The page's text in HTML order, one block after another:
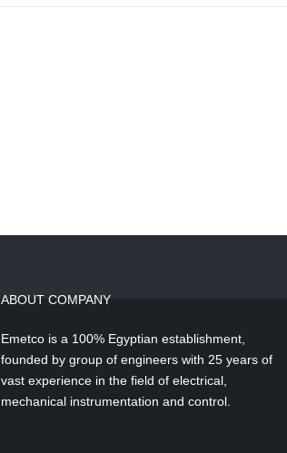
ABOUT COMPANY
Emetco is a 100% Egyptian establishment,
founded by group of engineers with 25 years of
vast experience in the field of electrical,
mechanical instrumentation and control.